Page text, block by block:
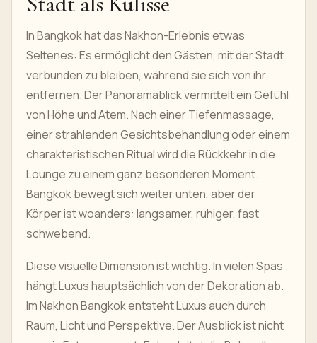
In Bangkok hat das Nakhon-Erlebnis etwas
Seltenes: Es ermöglicht den Gästen, mit der Stadt
verbunden zu bleiben, während sie sich von ihr
entfernen. Der Panoramablick vermittelt ein Gefühl
von Höhe und Atem. Nach einer Tiefenmassage,
einer strahlenden Gesichtsbehandlung oder einem
charakteristischen Ritual wird die Rückkehr in die
Lounge zu einem ganz besonderen Moment.
Bangkok bewegt sich weiter unten, aber der
Körper ist woanders: langsamer, ruhiger, fast
schwebend.
Diese visuelle Dimension ist wichtig. In vielen Spas
hängt Luxus hauptsächlich von der Dekoration ab.
Im Nakhon Bangkok entsteht Luxus auch durch
Raum, Licht und Perspektive. Der Ausblick ist nicht